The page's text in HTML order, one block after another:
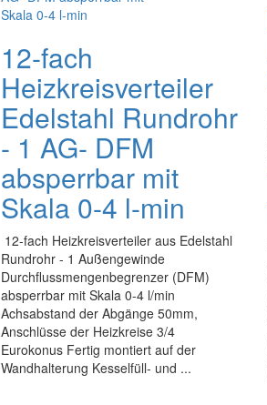
12-fach
Heizkreisverteiler
Edelstahl Rundrohr
- 1 AG- DFM
absperrbar mit
Skala 0-4 l-min
12-fach Heizkreisverteiler aus Edelstahl
Rundrohr - 1 Außengewinde
Durchflussmengenbegrenzer (DFM)
absperrbar mit Skala 0-4 l/min
Achsabstand der Abgänge 50mm,
Anschlüsse der Heizkreise 3/4
Eurokonus Fertig montiert auf der
Wandhalterung Kesselfüll- und ...